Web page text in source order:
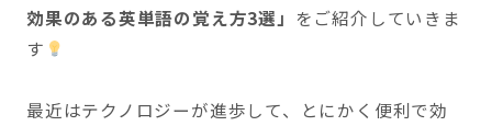
効果のある英単語の覚え方3選」 をご紹介していきま
す
最近はテクノロジーが進歩して、とにかく便利で効